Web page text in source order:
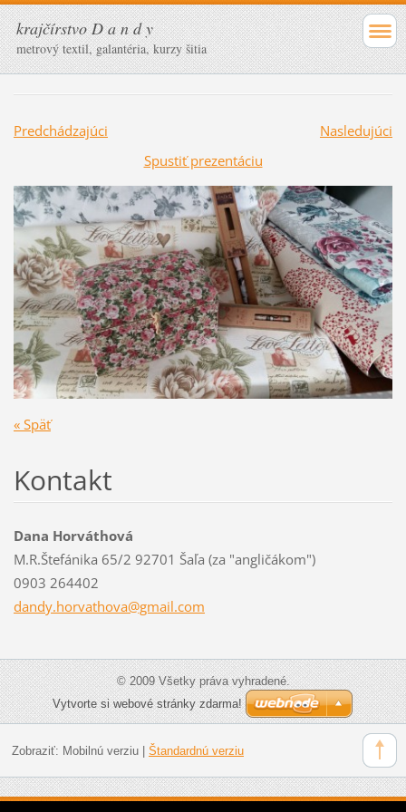
krajčírstvo D a n d y
metrový textil, galantéria, kurzy šitia
Predchádzajúci
Nasledujúci
Spustiť prezentáciu
« Späť
Kontakt
Dana Horváthová
M.R.Štefánika 65/2 92701 Šaľa (za "angličákom")
0903 264402
dandy.horvathova@gmail.com
© 2009 Všetky práva vyhradené.
Vytvorte si webové stránky zdarma!
Zobraziť: Mobilnú verziu| Štandardnú verziu